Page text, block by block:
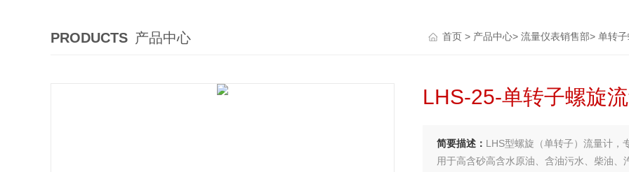
PRODUCTS 产品中心 首页 > 产品中心> 流量仪表销售部> 单转
LHS-25-单转子螺旋
简要描述： LHS型螺旋（单转子）流量计，
用于高含砂高含水原油、含油污水、柴油